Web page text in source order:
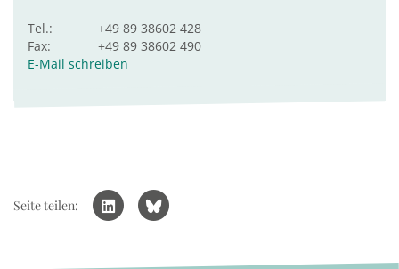
Tel.:
+49 89 38602 428
Fax:
+49 89 38602 490
E-Mail schreiben
Seite teilen: